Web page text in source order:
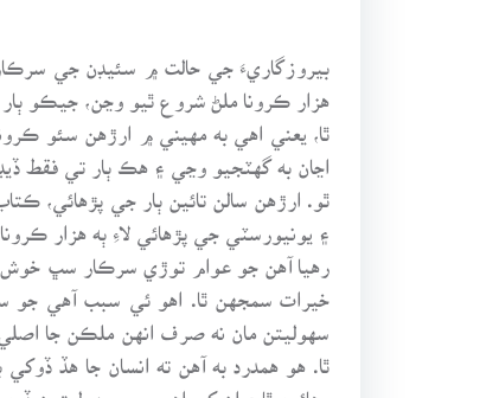
بيروزگاريءَ جي حالت ۾ سئيڊن جي
هزار ڪرونا ملڻ شروع ٿيو وڃن، جيڪو
ٿا، يعني اهي به مهيني ۾ ارڙهن سئو
اڃان به گهٽجيو وڃي ۽ هڪ ٻار تي فقط
ٿو. ارڙهن سالن تائين ٻار جي پڙهائي،
۽ يونيورسٽي جي پڙهائي لاءِ ٻه هزار
رهيا آهن جو عوام توڙي سرڪار سڀ
خيرات سمجهن ٿا. اهو ئي سبب آهي جو
سهوليتن مان نه صرف انهن ملڪن جا
ٿا. هو همدرد به آهن ته انسان جا هڏ
رهائين ٿا ۽ ان کي اهي سڀ سهوليتون ڏين